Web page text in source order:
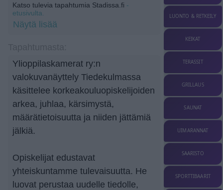
Katso tulevia tapahtumia Stadissa.fi -
etusivulta.
Näytä lisää
Ylioppilaskamerat ry:n
valokuvanäyttely Tiedekulmassa
käsittelee korkeakouluopiskelijoiden
arkea, juhlaa, kärsimystä,
määrätietoisuutta ja niiden jättämiä
jälkiä.
Opiskelijat edustavat
yhteiskuntamme tulevaisuutta. He
luovat perustaa uudelle tiedolle,
LUONTO & RETKEILY
KEIKAT
TERASSIT
GRILLAUS
SAUNAT
UIMARANNAT
SAARISTO
SPORTTIBAARIT